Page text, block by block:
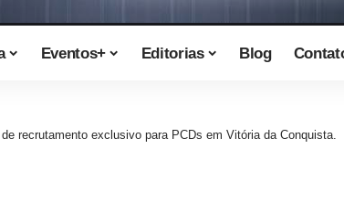
Eventos+ Editorias Blog
recrutamento exclusivo para PCDs em Vitória da Conquista.